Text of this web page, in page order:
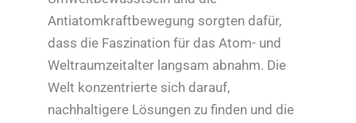
Antiatomkraftbewegung sorgten dafür,
dass die Faszination für das Atom- und
Weltraumzeitalter langsam abnahm. Die
Welt konzentrierte sich darauf,
nachhaltigere Lösungen zu finden und die